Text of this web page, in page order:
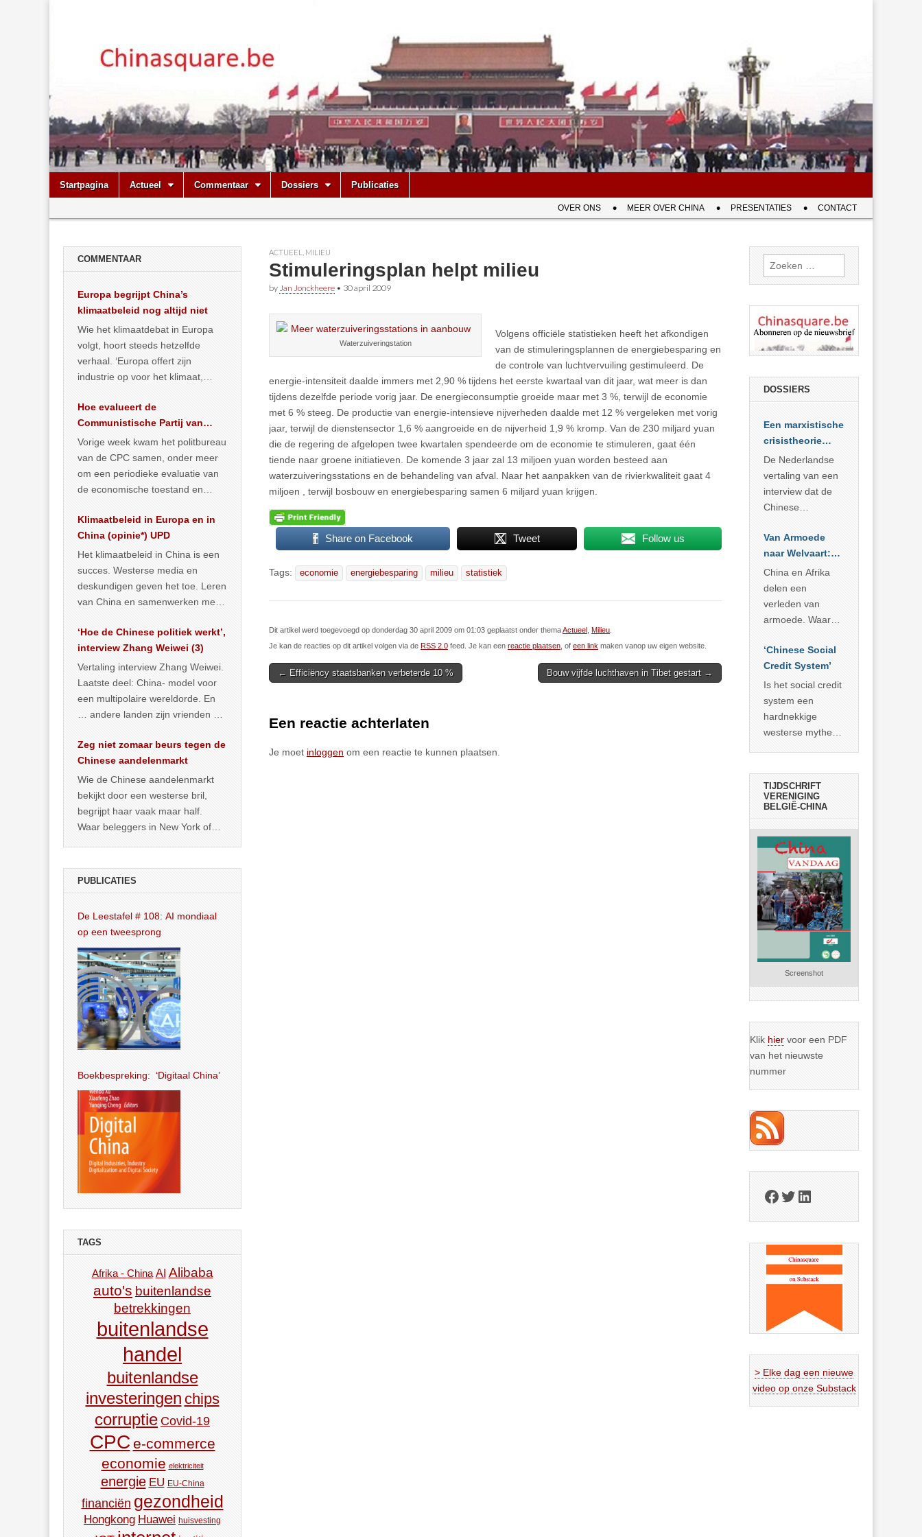
Chinasquare.be
Main
menu
Skip
Startpagina Actueel Commentaar Dossiers Publicaties
menu
OVER ONS MEER OVER CHINA PRESENTATIES CONTACT
ACTUEEL MILIEU
Stimuleringsplan helpt milieu
by Jan Jonckheere • 30 april 2009
Waterzuiveringstation
Volgens officiële statistieken heeft het afkondigen
van de stimuleringsplannen de energiebesparing en
de controle van luchtvervuiling gestimuleerd. De
energie-intensiteit daalde immers met 2,90 % tijdens het eerste kwartaal van dit jaar, wat meer is dan
tijdens dezelfde periode vorig jaar. De energieconsumptie groeide maar met 3 %, terwijl de economie
met 6 % steeg. De productie van energie-intensieve nijverheden daalde met 12 % vergeleken met vorig
jaar, terwijl de dienstensector 1,6 % aangroeide en de nijverheid 1,9 % kromp. Van de 230 miljard yuan
die de regering de afgelopen twee kwartalen spendeerde om de economie te stimuleren, gaat één
tiende naar groene initiatieven. De komende 3 jaar zal 13 miljoen yuan worden besteed aan
waterzuiveringsstations en de behandeling van afval. Naar het aanpakken van de rivierkwaliteit gaat 4
miljoen , terwijl bosbouw en energiebesparing samen 6 miljard yuan krijgen.
Share on Facebook Tweet Follow us
Tags: economie energiebesparing milieu statistiek
Dit artikel werd toegevoegd op donderdag 30 april 2009 om 01:03 geplaatst onder themaActueel Milieu
Je kan de reacties op dit artikel volgen via de RSS 2.0 feed. Je kan een reactie plaatsen , of een link maken vanop uw eigen website.
Post
← Efficiëncy staatsbanken verbeterde 10 % Bouw vijfde luchthaven in Tibet gestart →
Een reactie achterlaten
Je moet inloggen om een reactie te kunnen plaatsen.
COMMENTAAR
Europa begrijpt China’s
klimaatbeleid nog altijd niet
Wie het klimaatdebat in Europa
volgt, hoort steeds hetzelfde
verhaal. ‘Europa offert zijn
industrie op voor het klimaat,
vergroening… >> lees meer
Hoe evalueert de
Communistische Partij van
China de economische
situatie?
Vorige week kwam het politbureau
van de CPC samen, onder meer
om een periodieke evaluatie van
de economische toestand en
publiceerden… >> lees meer
Klimaatbeleid in Europa en in
China (opinie*) UPD
Het klimaatbeleid in China is een
succes. Westerse media en
deskundigen geven het toe. Leren
van China en samenwerken met
… >> lees meer
‘Hoe de Chinese politiek werkt’,
interview Zhang Weiwei (3)
Vertaling interview Zhang Weiwei.
Laatste deel: China- model voor
een multipolaire wereldorde. En
… andere landen zijn vrienden of
Zeg niet zomaar beurs tegen de
Chinese aandelenmarkt
Wie de Chinese aandelenmarkt
bekijkt door een westerse bril,
begrijpt haar vaak maar half.
Waar beleggers in New York of
PUBLICATIES
De Leestafel # 108: AI mondiaal
op een tweesprong
Boekbespreking: ‘Digitaal China’
TAGS
Afrika - China AI Alibaba
auto's buitenlandse
betrekkingen
buitenlandse
handel
buitenlandse
investeringen chips
corruptie Covid-19
CPC e-commerce
economie elektriciteit
energie EU EU-China
financiën gezondheid
Hongkong Huawei huisvesting
Zoeken
naar:
DOSSIERS
Een marxistische
crisistheorie
voor vandaag
De Nederlandse
vertaling van een
interview dat de
Chinese
Sociale
Wetenschappen
afnam van de
Britse
marxistische
econoom Michael
zien dat
… >> lees meer
Van Armoede
naar Welvaart:
Wat Afrika kan
leren van
China’s
economisch
China en Afrika
delen een
verleden van
armoede. Waar
voorbije veertig
jaar in slaagde
meer dan 800
miljoen mensen
uit de armoede
… >> lees meer
‘Chinese Social
Credit System’
Is het social credit
system een
hardnekkige
westerse mythe of
TIJDSCHRIFT
VERENIGING
BELGIË-CHINA
Screenshot
Klik hier voor een PDF
van het nieuwste
nummer
Facebook
Twitter
LinkedIn
> Elke dag een nieuwe
video op onze Substack